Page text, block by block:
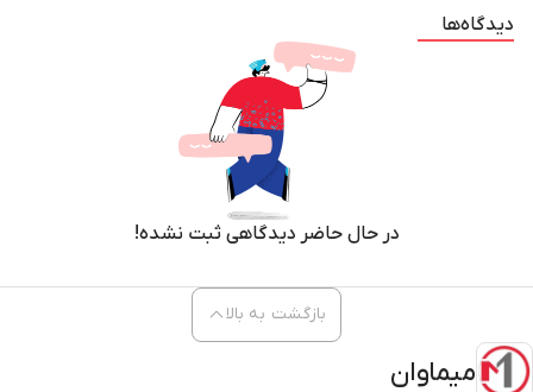
دیدگاه‌ها
در حال حاضر دیدگاهی ثبت نشده!
میماوان
بازگشت به بالا